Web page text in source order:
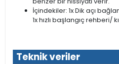
İçindekiler: 1x Dik açı
1x hızlı başlangıç rehberi/
Teknik veriler